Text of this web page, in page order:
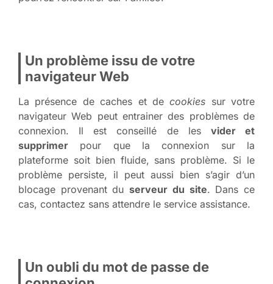
Un problème issu de votre
navigateur Web
La présence de caches et decookies sur votre
navigateur Web peut entrainer des problèmes de
connexion. Il est conseillé de les vider et
supprimer pour que la connexion sur la
plateforme soit bien fluide, sans problème. Si le
problème persiste, il peut aussi bien s’agir d’un
blocage provenant duserveur du site. Dans ce
cas, contactez sans attendre le service assistance.
Un oubli du mot de passe de